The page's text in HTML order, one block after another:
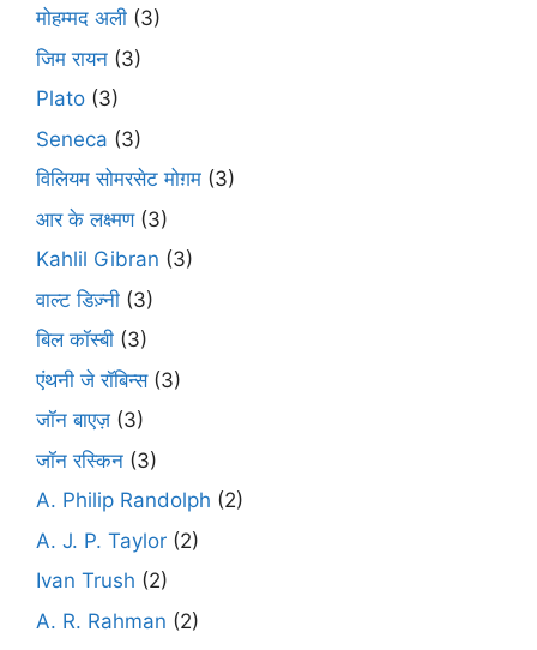
मोहम्मद अली (3)
जिम रायन (3)
Plato (3)
Seneca (3)
विलियम सोमरसेट मोग़म (3)
आर के लक्ष्मण(3)
Kahlil Gibran (3)
वाल्ट डिज़्नी (3)
बिल कॉस्बी (3)
एंथनी जे रॉबिन्स(3)
जॉन बाएज़ (3)
जॉन रस्किन (3)
A. Philip Randolph (2)
A. J. P. Taylor (2)
Ivan Trush (2)
A. R. Rahman (2)